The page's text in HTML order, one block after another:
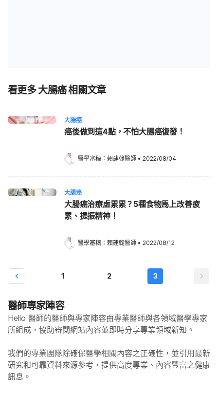
看更多 大腸癌 相關文章
大腸癌
癌後做到這4點，不怕大腸癌復發！
醫學審稿： 賴建翰醫師 • 2022/08/04
大腸癌
大腸癌治療虛累累？5種食物馬上改善疲
累、提振精神！
醫學審稿： 賴建翰醫師 • 2022/08/12
1 2 3
醫師專家陣容
Hello 醫師的醫師與專家陣容由專業醫師與各領域醫學專家
所組成，協助審閱網站內容並即時分享專業領域新知。
我們的專業團隊除確保醫學相關內容之正確性，並引用最新
研究和可靠資料來源參考，提供高度專業、內容豐富之健康
訊息。